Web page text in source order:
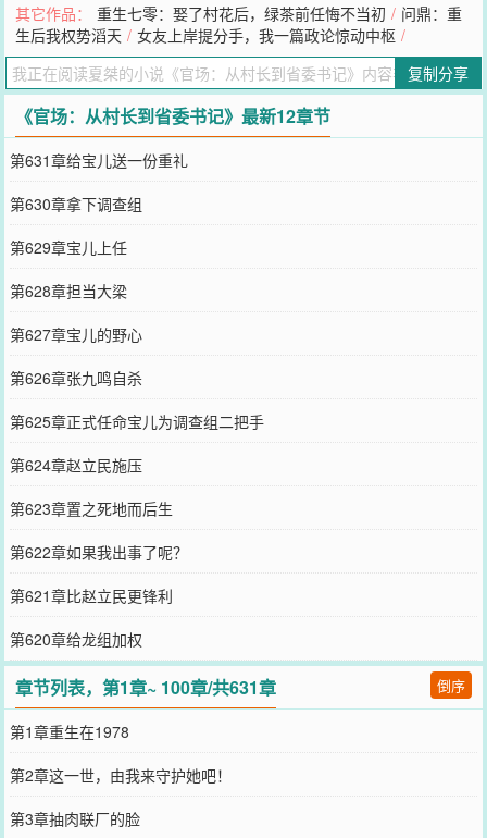
化……
您要是觉得《官场：从村长到省委书记》还不错的话请不要忘记向您
QQ群和微博微信里的朋友推荐哦！
其它作品： 重生七零：娶了村花后，绿茶前任悔不当初 / 问鼎：重
生后我权势滔天 / 女友上岸提分手，我一篇政论惊动中枢 /
复制分享
《官场：从村长到省委书记》最新12章节
第631章给宝儿送一份重礼
第630章拿下调查组
第629章宝儿上任
第628章担当大梁
第627章宝儿的野心
第626章张九鸣自杀
第625章正式任命宝儿为调查组二把手
第624章赵立民施压
第623章置之死地而后生
第622章如果我出事了呢？
第621章比赵立民更锋利
第620章给龙组加权
章节列表，第1章~ 100章/共631章 倒序
第1章重生在1978
第2章这一世，由我来守护她吧！
第3章抽肉联厂的脸